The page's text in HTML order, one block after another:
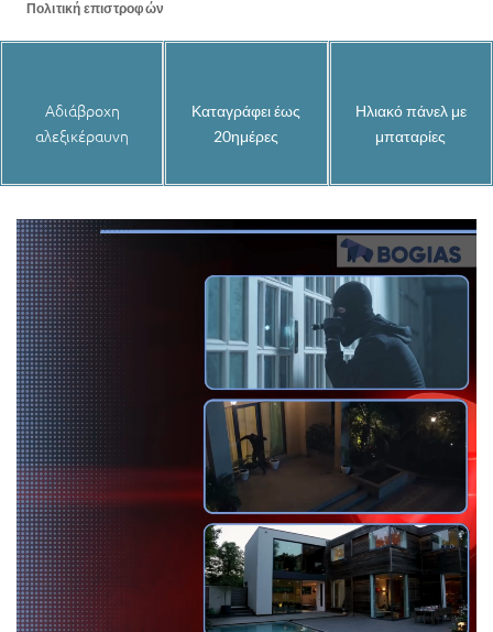
Πολιτική επιστροφών
Αδιάβροχη
αλεξικέραυνη
Καταγράφει έως
20ημέρες
Ηλιακό πάνελ με
μπαταρίες